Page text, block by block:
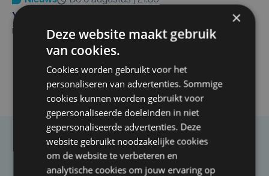
Yaro (19), slachtoffer van vechtpartij, is na
maandenlange coma overleden
Taalfout opgemerkt?
Heb je een taal- of schrijffout opgemerkt in dit
×
Deze website maakt gebruik
van cookies.
Cookies worden gebruikt voor het
personaliseren van advertenties. Sommige
cookies kunnen worden gebruikt voor
gepersonaliseerde doeleinden in niet
gepersonaliseerde advertenties. Deze
website gebruikt noodzakelijke cookies
om de website te verbeteren en
analytische cookies om jouw ervaring op